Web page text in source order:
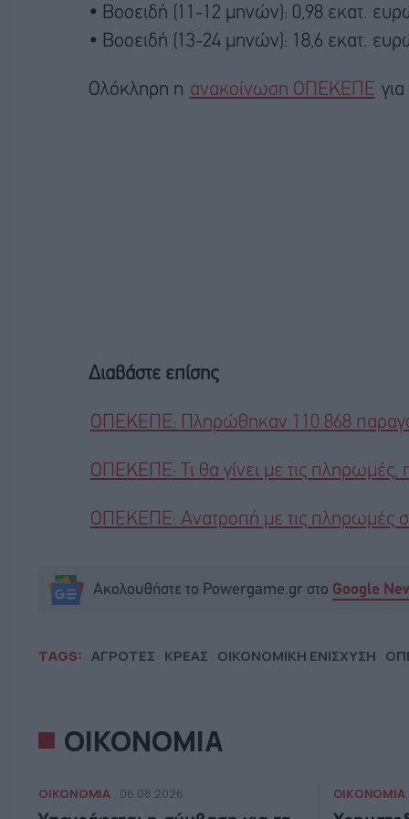
• Βοοειδή (11-12 μηνών): 0,98 εκατ.
• Βοοειδή (13-24 μηνών): 18,6 εκατ.
Ολόκληρη η ανακοίνωση ΟΠΕΚΕΠΕ
Διαβάστε επίσης
ΟΠΕΚΕΠΕ: Πληρώθηκαν 110.868
ΟΠΕΚΕΠΕ: Τι θα γίνει με τις πληρωμές,
ΟΠΕΚΕΠΕ: Ανατροπή με τις πληρωμές
Ακολουθήστε το Powergame.gr στο Google
TAGS: ΑΓΡΟΤΕΣ ΚΡΕΑΣ ΟΙΚΟΝΟΜΙΚΗ ΕΝΙΣΧΥΣΗ
ΟΙΚΟΝΟΜΙΑ
ΟΙΚΟΝΟΜΙΑ 06.08.2026 ΟΙΚΟΝΟΜΙΑ